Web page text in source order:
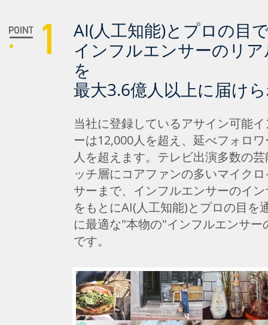
AI(人工知能)とプロの目
インフルエンサーのリ
を
最大3.6億人以上に届け
当社に登録しているアサイン可能
ーは12,000人を超え、延べフォロ
人を超えます。テレビ出演多数の
ッチ層にコアファンの多いマイク
サーまで、インフルエンサーのイ
をもとにAI(人工知能)とプロの目を
に最適な"本物の"インフルエンサー
です。